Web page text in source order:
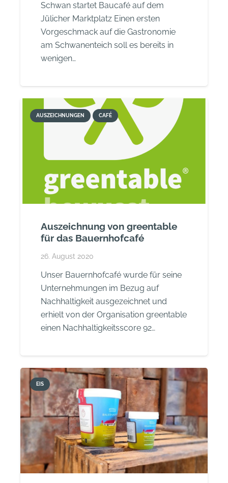
Schwan startet Baucafé auf dem
Jülicher Marktplatz Einen ersten
Vorgeschmack auf die Gastronomie
am Schwanenteich soll es bereits in
wenigen…
AUSZEICHNUNGEN CAFÉ
Auszeichnung von greentable
für das Bauernhofcafé
26. August 2020
Unser Bauernhofcafé wurde für seine
Unternehmungen im Bezug auf
Nachhaltigkeit ausgezeichnet und
erhielt von der Organisation greentable
einen Nachhaltigkeitsscore 92…
EIS